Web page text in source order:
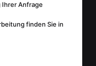
Anfrage
finden Sie in